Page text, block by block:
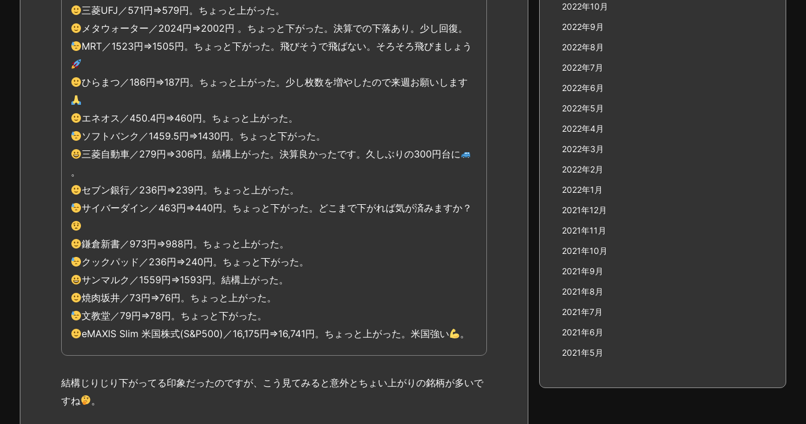
三菱UFJ／571円⇒579円。ちょっと上がった。
メタウォーター／2024円⇒2002円 。ちょっと下がった。決算での下落あり。少し回復。
MRT／1523円⇒1505円。ちょっと下がった。飛びそうで飛ばない。そろそろ飛びましょう
ひらまつ／186円⇒187円。ちょっと上がった。少し枚数を増やしたので来週お願いします
エネオス／450.4円⇒460円。ちょっと上がった。
ソフトバンク／1459.5円⇒1430円。ちょっと下がった。
三菱自動車／279円⇒306円。結構上がった。決算良かったです。久しぶりの300円台に
。
セブン銀行／236円⇒239円。ちょっと上がった。
サイバーダイン／463円⇒440円。ちょっと下がった。どこまで下がれば気が済みますか？
鎌倉新書／973円⇒988円。ちょっと上がった。
クックパッド／236円⇒240円。ちょっと下がった。
サンマルク／1559円⇒1593円。結構上がった。
焼肉坂井／73円⇒76円。ちょっと上がった。
文教堂／79円⇒78円。ちょっと下がった。
eMAXIS Slim 米国株式(S&P500)／16,175円⇒16,741円。ちょっと上がった。米国強い
。
結構じりじり下がってる印象だったのですが、こう見てみると意外とちょい上がりの銘柄が多いで
すね
。
2022年10月
2022年9月
2022年8月
2022年7月
2022年6月
2022年5月
2022年4月
2022年3月
2022年2月
2022年1月
2021年12月
2021年11月
2021年10月
2021年9月
2021年8月
2021年7月
2021年6月
2021年5月